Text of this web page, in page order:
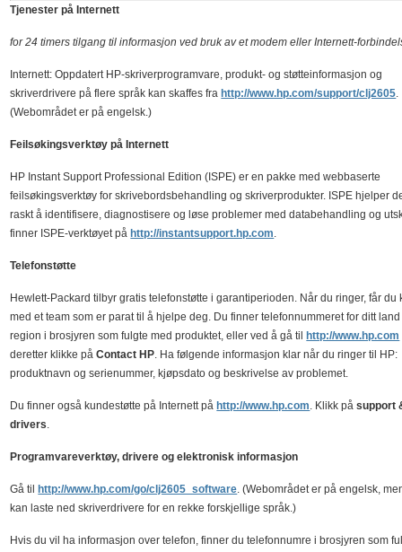
Tjenester på Internett
for 24 timers tilgang til informasjon ved bruk av et modem eller Internett-
Internett: Oppdatert HP-skriverprogramvare, produkt- og støtteinformasjon og
skriverdrivere på flere språk kan skaffes fra http://www.hp.com/support/clj2605.
(Webområdet er på engelsk.)
Feilsøkingsverktøy på Internett
HP Instant Support Professional Edition (ISPE) er en pakke med webbaserte
feilsøkingsverktøy for skrivebordsbehandling og skriverprodukter. ISPE hjelper
raskt å identifisere, diagnostisere og løse problemer med databehandling og
finner ISPE-verktøyet på http://instantsupport.hp.com.
Telefonstøtte
Hewlett-Packard tilbyr gratis telefonstøtte i garantiperioden. Når du ringer, får du
med et team som er parat til å hjelpe deg. Du finner telefonnummeret for ditt
region i brosjyren som fulgte med produktet, eller ved å gå til
http://www.hp.com
deretter klikke påContact HP. Ha følgende informasjon klar når du ringer til HP:
produktnavn og serienummer, kjøpsdato og beskrivelse av problemet.
Du finner også kundestøtte på Internett på http://www.hp.com. Klikk påsupport
drivers.
Programvareverktøy, drivere og elektronisk informasjon
Gå til http://www.hp.com/go/clj2605_software. (Webområdet er på engelsk,
kan laste ned skriverdrivere for en rekke forskjellige språk.)
Hvis du vil ha informasjon over telefon, finner du telefonnumre i brosjyren som